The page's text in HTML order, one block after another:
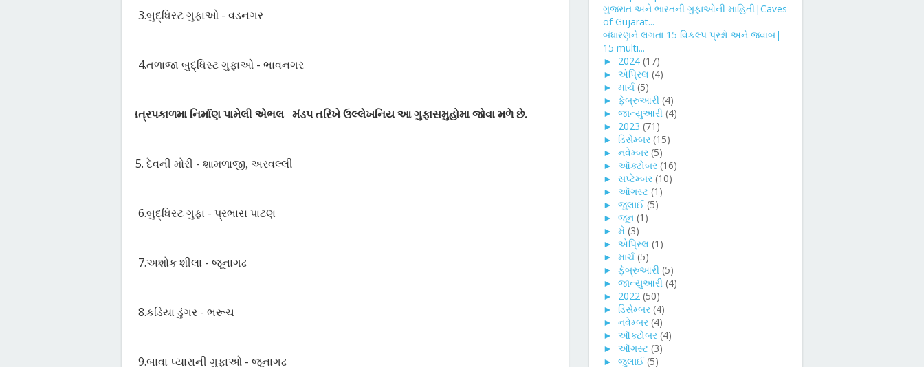
3.બુદ્ધિસ્ટ ગુફાઓ - વડનગર
4.તળાજા બુદ્ધિસ્ટ ગુફાઓ - ભાવનગર
ક્ષત્રપકાળમા નિર્માણ પામેલી એભલ મંડપ તરિખે ઉલ્લેખનિય આ ગુફાસમુહોમા જોવા મળે છે.
5. દેવની મોરી - શામળાજી, અરવલ્લી
6.બુદ્ધિસ્ટ ગુફા - પ્રભાસ પાટણ
7.અશોક શીલા - જૂનાગઢ
8.કડિયા ડુંગર - ભરૂચ
9.બાવા પ્યારાની ગુફાઓ - જૂનાગઢ
ગુજરાત અને ભારતની ગુફાઓની માહિતી|Caves
of Gujarat...
બંધારણને લગતા 15 વિકલ્પ પ્રશ્નો અને જવાબ|
15 multi...
► 2024 (17)
► એપ્રિલ (4)
► માર્ચ (5)
► ફેબ્રુઆરી (4)
► જાન્યુઆરી (4)
► 2023 (71)
► ડિસેમ્બર (15)
► નવેમ્બર (5)
► ઑક્ટોબર (16)
► સપ્ટેમ્બર (10)
► ઑગસ્ટ (1)
► જુલાઈ (5)
► જૂન (1)
► મે (3)
► એપ્રિલ (1)
► માર્ચ (5)
► ફેબ્રુઆરી (5)
► જાન્યુઆરી (4)
► 2022 (50)
► ડિસેમ્બર (4)
► નવેમ્બર (4)
► ઑક્ટોબર (4)
► ઑગસ્ટ (3)
► જુલાઈ (5)